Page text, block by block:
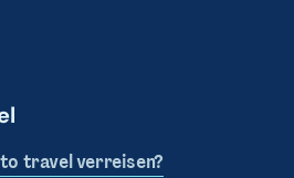
travel verreisen?